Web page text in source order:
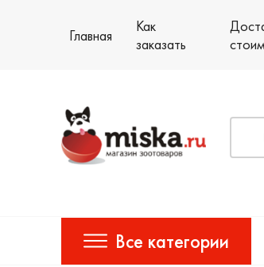
Главная
Как
заказать
Все категории